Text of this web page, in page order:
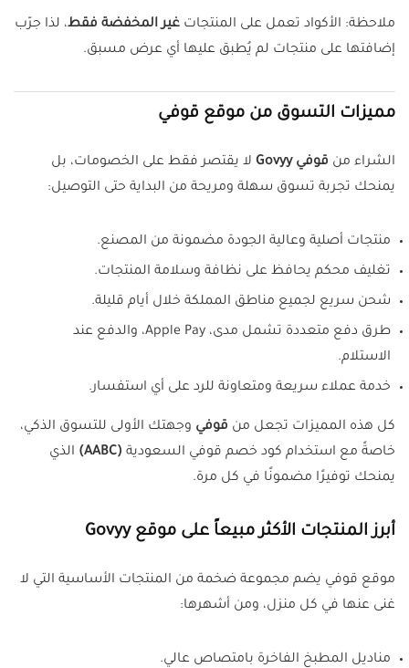
ملاحظة: الأكواد تعمل على المنتجات غير المخفضة فقط، لذا جرّب
إضافتها على منتجات لم يُطبق عليها أي عرض مسبق.
مميزات التسوق من موقع قوفي
الشراء من قوفي Govyy
لا يقتصر فقط على الخصومات، بل
يمنحك تجربة تسوق سهلة ومريحة من البداية حتى التوصيل:
منتجات أصلية وعالية الجودة مضمونة من المصنع.
تغليف محكم يحافظ على نظافة وسلامة المنتجات.
شحن سريع لجميع مناطق المملكة خلال أيام قليلة.
طرق دفع متعددة تشمل مدى، Apple Pay، والدفع عند
الاستلام.
خدمة عملاء سريعة ومتعاونة للرد على أي استفسار.
كل هذه المميزات تجعل من قوفي وجهتك الأولى للتسوق الذكي،
خاصةً مع استخدام كود خصم قوفي السعودية (AABC)
الذي
يمنحك توفيرًا مضمونًا في كل مرة.
أبرز المنتجات الأكثر مبيعاً على موقع Govyy
موقع قوفي يضم مجموعة ضخمة من المنتجات الأساسية التي لا
غنى عنها في كل منزل، ومن أشهرها:
مناديل المطبخ الفاخرة بامتصاص عالي.